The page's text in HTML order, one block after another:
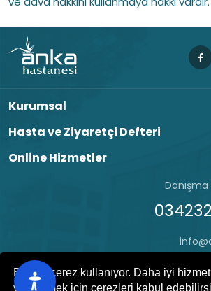
Bu site çerez kullanıyor. Daha iyi hizmet
verebilmek için çerezleri kabul
Kurumsal
Hasta ve Ziyaretçi Defteri
Online Hizmetler
Eyüp Sultan Mh. Hafız Tevfik